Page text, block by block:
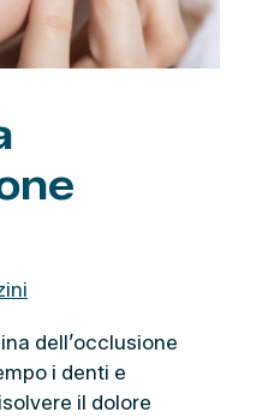
dell’occlusione
i denti e
il dolore